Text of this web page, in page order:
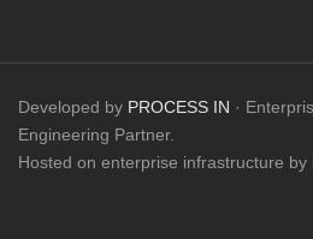
Developed by PROCESS IN ·
Engineering Partner.
Hosted on enterprise infrastructure by